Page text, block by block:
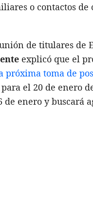
o contactos de
de titulares de
explicó que el
toma de
el 20 de enero
enero y buscará